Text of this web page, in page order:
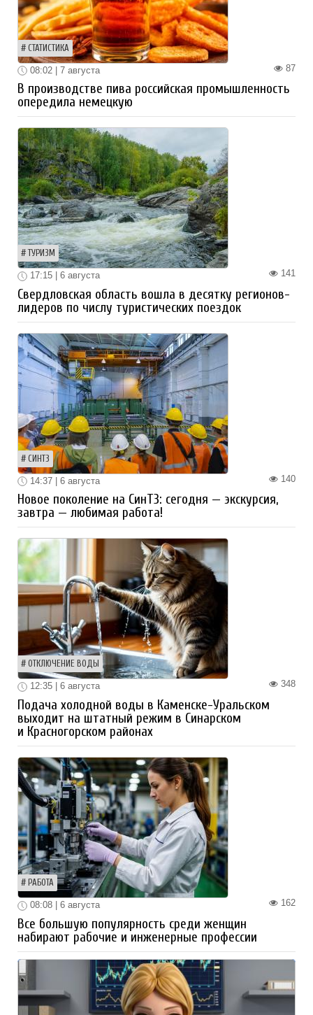
СТАТИСТИКА
87
08:02 | 7 августа
В производстве пива российская промышленность
опередила немецкую
ТУРИЗМ
141
17:15 | 6 августа
Свердловская область вошла в десятку регионов-
лидеров по числу туристических поездок
СИНТЗ
140
14:37 | 6 августа
Новое поколение на СинТЗ: сегодня — экскурсия,
завтра — любимая работа!
ОТКЛЮЧЕНИЕ ВОДЫ
348
12:35 | 6 августа
Подача холодной воды в Каменске-Уральском
выходит на штатный режим в Синарском
и Красногорском районах
РАБОТА
162
08:08 | 6 августа
Все большую популярность среди женщин
набирают рабочие и инженерные профессии